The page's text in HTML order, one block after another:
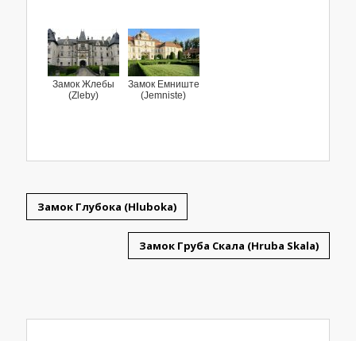
Замок Жлебы
(Zleby)
Замок Емниште
(Jemniste)
Замок Глубока (Hluboka)
Замок Груба Скала (Hruba Skala)